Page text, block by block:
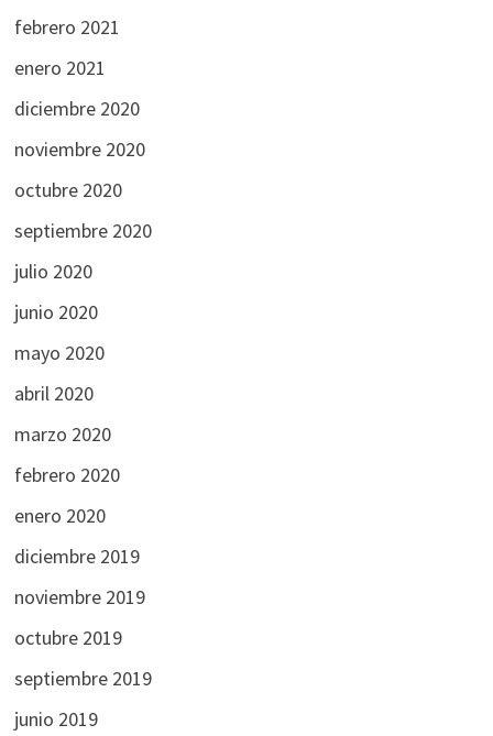
febrero 2021
enero 2021
diciembre 2020
noviembre 2020
octubre 2020
septiembre 2020
julio 2020
junio 2020
mayo 2020
abril 2020
marzo 2020
febrero 2020
enero 2020
diciembre 2019
noviembre 2019
octubre 2019
septiembre 2019
junio 2019